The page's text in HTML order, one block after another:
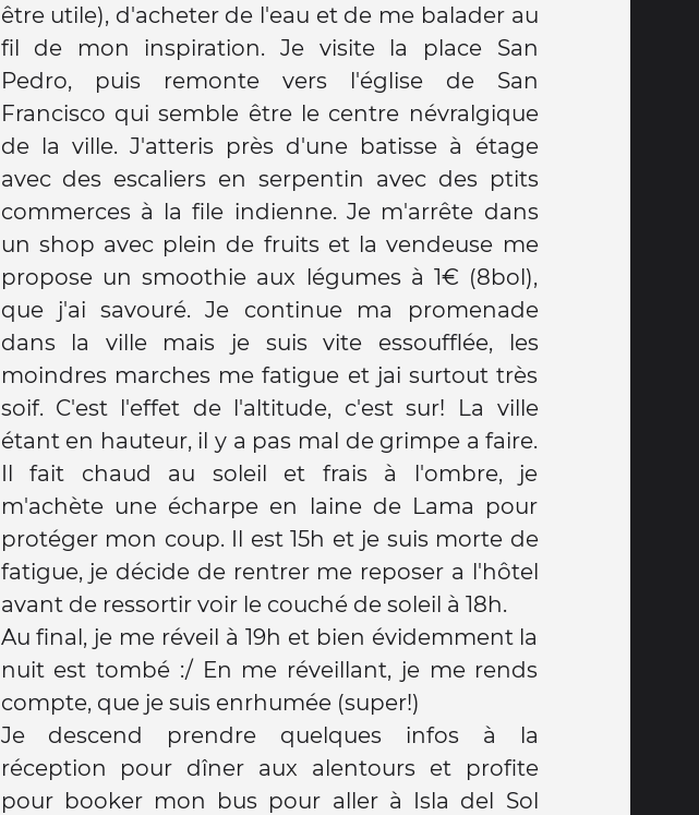
être utile), d'acheter de l'eau et de me balader au
fil de mon inspiration. Je visite la place San
Pedro, puis remonte vers l'église de San
Francisco qui semble être le centre névralgique
de la ville. J'atteris près d'une batisse à étage
avec des escaliers en serpentin avec des ptits
commerces à la file indienne. Je m'arrête dans
un shop avec plein de fruits et la vendeuse me
propose un smoothie aux légumes à 1€ (8bol),
que j'ai savouré. Je continue ma promenade
dans la ville mais je suis vite essoufflée, les
moindres marches me fatigue et jai surtout très
soif. C'est l'effet de l'altitude, c'est sur! La ville
étant en hauteur, il y a pas mal de grimpe a faire.
Il fait chaud au soleil et frais à l'ombre, je
m'achète une écharpe en laine de Lama pour
protéger mon coup. Il est 15h et je suis morte de
fatigue, je décide de rentrer me reposer a l'hôtel
avant de ressortir voir le couché de soleil à 18h.
Au final, je me réveil à 19h et bien évidemment la
nuit est tombé :/ En me réveillant, je me rends
compte, que je suis enrhumée (super!)
Je descend prendre quelques infos à la
réception pour dîner aux alentours et profite
pour booker mon bus pour aller à Isla del Sol